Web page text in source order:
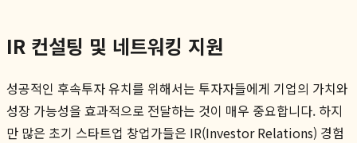
IR 컨설팅 및 네트워킹 지원
성공적인 후속투자 유치를 위해서는 투자자들에게 기업의 가치와
성장 가능성을 효과적으로 전달하는 것이 매우 중요합니다. 하지
만 많은 초기 스타트업 창업가들은 IR(Investor Relations) 경험